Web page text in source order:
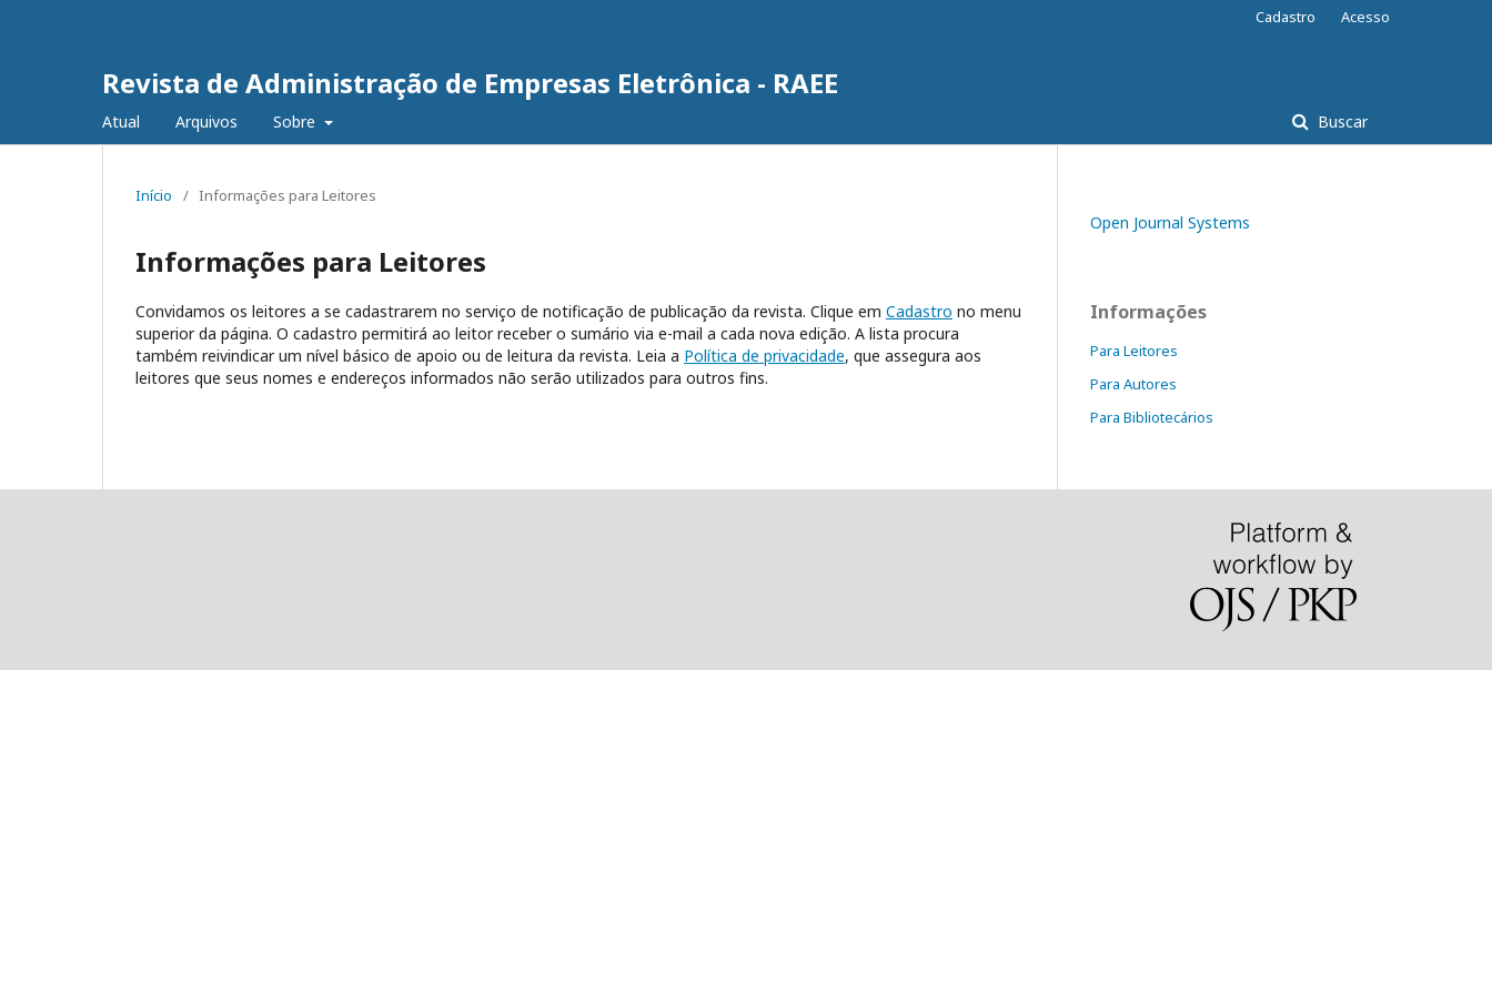
Revista de Administração de Empresas Eletrônica - RAEE
Atual Arquivos Sobre Buscar
Cadastro Acesso
Início / Informações para Leitores
Informações para Leitores
Convidamos os leitores a se cadastrarem no serviço de notificação de publicação da revista. Clique em Cadastro no menu
superior da página. O cadastro permitirá ao leitor receber o sumário via e-mail a cada nova edição. A lista procura
também reivindicar um nível básico de apoio ou de leitura da revista. Leia a Política de privacidade, que assegura aos
leitores que seus nomes e endereços informados não serão utilizados para outros fins.
Open Journal Systems
Informações
Para Leitores
Para Autores
Para Bibliotecários